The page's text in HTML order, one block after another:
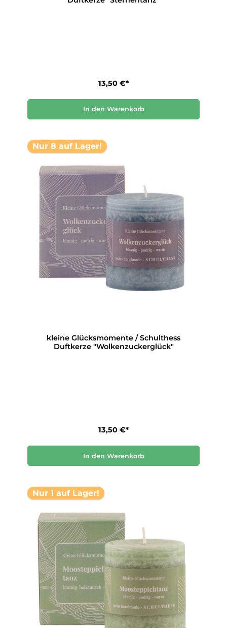
13,50 €*
In den Warenkorb
Nur 8 auf Lager!
kleine Glücksmomente / Schulthess
Duftkerze "Wolkenzuckerglück"
13,50 €*
In den Warenkorb
Nur 1 auf Lager!